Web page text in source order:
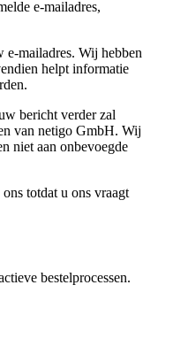
e-mailadres,
e-mailadres. Wij hebben
helpt informatie
bericht verder zal
van netigo GmbH. Wij
niet aan onbevoegde
totdat u ons vraagt
bestelprocessen.